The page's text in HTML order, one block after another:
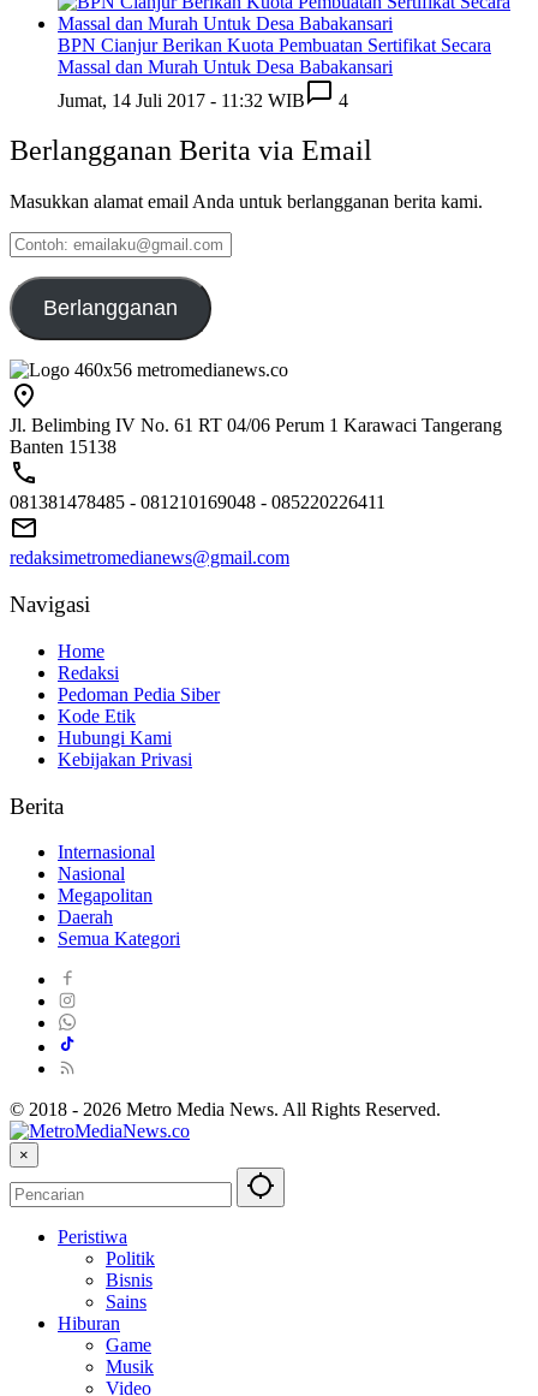
BPN Cianjur Berikan Kuota Pembuatan Sertifikat Secara
Massal dan Murah Untuk Desa Babakansari
Jumat, 14 Juli 2017 - 11:32 WIB
4
Berlangganan Berita via Email
Masukkan alamat email Anda untuk berlangganan berita kami.
Contoh:
emailaku@gmail.com
Berlangganan
Jl. Belimbing IV No. 61 RT 04/06 Perum 1 Karawaci Tangerang
Banten 15138
081381478485 - 081210169048 - 085220226411
redaksimetromedianews@gmail.com
Navigasi
Home
Redaksi
Pedoman Pedia Siber
Kode Etik
Hubungi Kami
Kebijakan Privasi
Berita
Internasional
Nasional
Megapolitan
Daerah
Semua Kategori
© 2018 - 2026 Metro Media News. All Rights Reserved.
×
Peristiwa
Politik
Bisnis
Sains
Hiburan
Game
Musik
Video